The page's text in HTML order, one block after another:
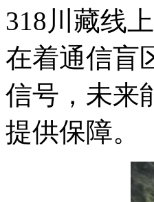
318川藏线
在着通信盲
信号，未来
提供保障。